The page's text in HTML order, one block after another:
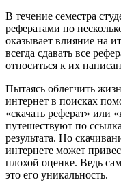
В течение семестра
рефератами по
оказывает влияние на
всегда сдавать все
относиться к их
Пытаясь облегчить
интернет в поисках
«скачать реферат» или
путешествуют по
результата. Но
интернете может
плохой оценке. Ведь
это его уникальность.